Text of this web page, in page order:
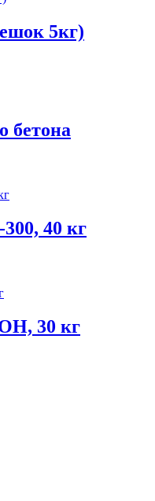
5кг)
бетона
40 кг
30 кг